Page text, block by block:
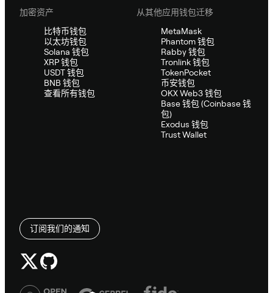
加密资产
比特币钱包
以太坊钱包
Solana 钱包
XRP 钱包
USDT 钱包
BNB 钱包
查看所有钱包
从其他应用钱包迁移
MetaMask
Phantom 钱包
Rabby 钱包
Tronlink 钱包
TokenPocket
币安钱包
OKX Web3 钱包
Base 钱包 (Coinbase 钱
包)
Exodus 钱包
Trust Wallet
订阅我们的通知